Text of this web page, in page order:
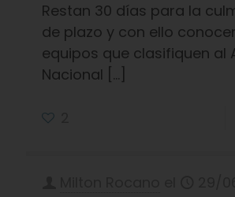
Restan 30 días para la
de plazo y con ello
equipos que clasifiquen al
Nacional […]